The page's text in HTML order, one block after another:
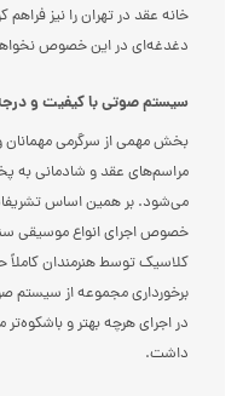
خانه عقد در تهران را نیز
دغدغه‌ای در این خصوص
سیستم صوتی با کیفیت و
بخش مهمی از سرگرمی
مراسم‌های عقد و شادمانی
می‌شود. بر همین اساس تشریفات
خصوص اجرای انواع موسیقی
کلاسیک توسط هنرمندان
برخورداری مجموعه از سیستم
در اجرای هرچه بهتر و
داشت.